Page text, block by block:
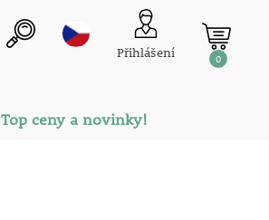
Přihlášení 0
Top ceny a novinky!